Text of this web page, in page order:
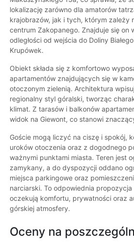
lokalizację zarówno dla amatorów
krajobrazów, jak i tych, którym zależy
centrum Zakopanego. Znajduje się on
odległości od wejścia do Doliny
Krupówek.
Obiekt składa się z komfortowo
apartamentów znajdujących się w
otoczonym zielenią. Architektura
regionalny styl góralski, tworząc
klimat. Z tarasów i balkonów
widok na Giewont, co stanowi
Goście mogą liczyć na ciszę i spokój,
uroków otoczenia oraz z dogodnego
ważnymi punktami miasta. Teren jest
zamykany, a do dyspozycji oddano
miejsca parkingowe oraz
narciarski. To odpowiednia
oczekują komfortu, prywatności oraz
górskiej atmosfery.
Oceny na